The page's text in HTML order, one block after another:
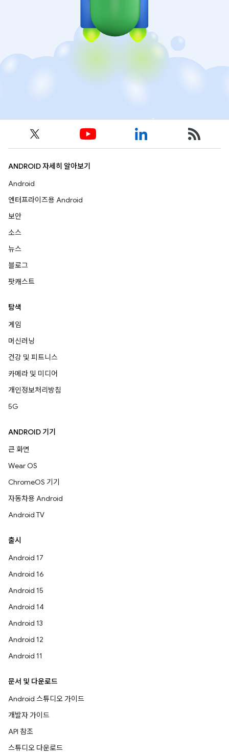
ANDROID 자세히 알아보기
Android
엔터프라이즈용 Android
보안
소스
뉴스
블로그
팟캐스트
탐색
게임
머신러닝
건강 및 피트니스
카메라 및 미디어
개인정보처리방침
5G
ANDROID 기기
큰 화면
Wear OS
ChromeOS 기기
자동차용 Android
Android TV
출시
Android 17
Android 16
Android 15
Android 14
Android 13
Android 12
Android 11
문서 및 다운로드
Android 스튜디오 가이드
개발자 가이드
API 참조
스튜디오 다운로드